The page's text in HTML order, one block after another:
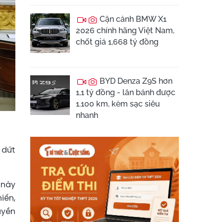
Cận cảnh BMW X1
2026 chính hãng Việt Nam,
chốt giá 1,668 tỷ đồng
BYD Denza Z9S hơn
1,1 tỷ đồng - lăn bánh được
1.100 km, kèm sạc siêu
nhanh